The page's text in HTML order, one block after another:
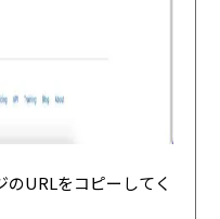
URLをコピーしてく